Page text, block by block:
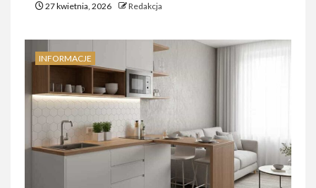
27 kwietnia, 2026 Redakcja
INFORMACJE